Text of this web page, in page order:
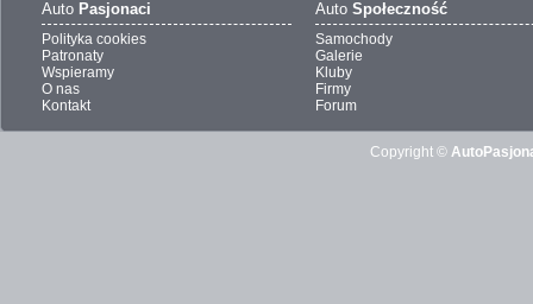
Auto Pasjonaci
Polityka cookies
Patronaty
Wspieramy
O nas
Kontakt
Auto Społeczność
Samochody
Galerie
Kluby
Firmy
Forum
Copyright ©